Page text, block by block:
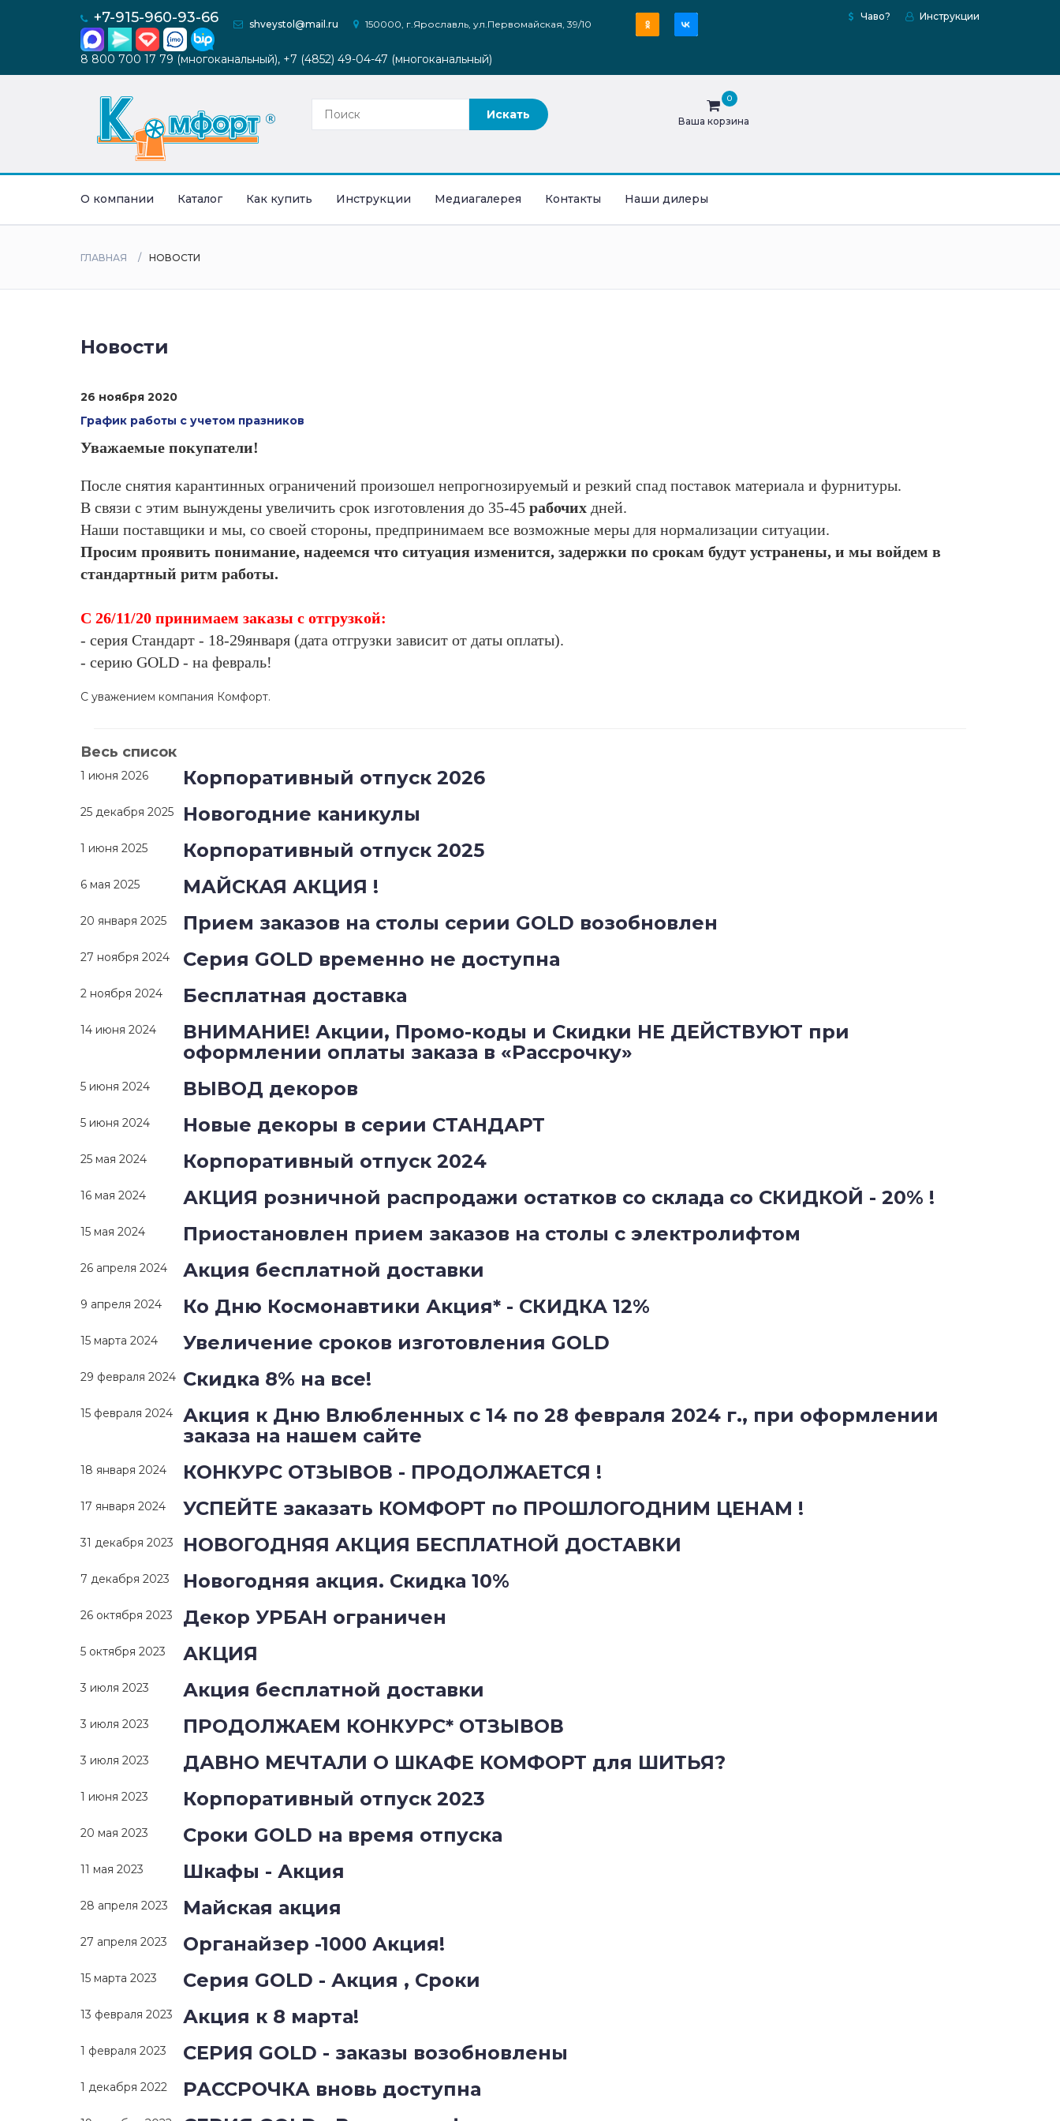
+7-915-960-93-66 shveystol@mail.ru 150000, г.Ярославль, ул.Первомайская, 39/10
Чаво? Инструкции
8 800 700 17 79 (многоканальный), +7 (4852) 49-04-47 (многоканальный)
Ваша корзина
0
О компании Каталог Как купить Инструкции Медиагалерея Контакты Наши дилеры
ГЛАВНАЯ НОВОСТИ
Новости
26 ноября 2020
График работы с учетом празников
Уважаемые покупатели!
После снятия карантинных ограничений произошел непрогнозируемый и резкий спад поставок материала и фурнитуры.
В связи с этим вынуждены увеличить срок изготовления до 35-45 рабочих дней.
Наши поставщики и мы, со своей стороны, предпринимаем все возможные меры для нормализации ситуации.
Просим проявить понимание, надеемся что ситуация изменится, задержки по срокам будут устранены, и мы войдем в
стандартный ритм работы.
С 26/11/20 принимаем заказы с отгрузкой:
- серия Стандарт - 18-29января (дата отгрузки зависит от даты оплаты).
- серию GOLD - на февраль!
С уважением компания Комфорт.
Весь список
1 июня 2026 Корпоративный отпуск 2026
25 декабря 2025 Новогодние каникулы
1 июня 2025 Корпоративный отпуск 2025
6 мая 2025 МАЙСКАЯ АКЦИЯ !
20 января 2025 Прием заказов на столы серии GOLD возобновлен
27 ноября 2024 Серия GOLD временно не доступна
2 ноября 2024 Бесплатная доставка
14 июня 2024
ВНИМАНИЕ! Акции, Промо-коды и Скидки НЕ ДЕЙСТВУЮТ при
оформлении оплаты заказа в «Рассрочку»
5 июня 2024 ВЫВОД декоров
5 июня 2024 Новые декоры в серии СТАНДАРТ
25 мая 2024 Корпоративный отпуск 2024
16 мая 2024 АКЦИЯ розничной распродажи остатков со склада со СКИДКОЙ - 20% !
15 мая 2024 Приостановлен прием заказов на столы с электролифтом
26 апреля 2024 Акция бесплатной доставки
9 апреля 2024 Ко Дню Космонавтики Акция* - СКИДКА 12%
15 марта 2024 Увеличение сроков изготовления GOLD
29 февраля 2024 Скидка 8% на все!
15 февраля 2024
Акция к Дню Влюбленных с 14 по 28 февраля 2024 г., при оформлении
заказа на нашем сайте
18 января 2024 КОНКУРС ОТЗЫВОВ - ПРОДОЛЖАЕТСЯ !
17 января 2024 УСПЕЙТЕ заказать КОМФОРТ по ПРОШЛОГОДНИМ ЦЕНАМ !
31 декабря 2023 НОВОГОДНЯЯ АКЦИЯ БЕСПЛАТНОЙ ДОСТАВКИ
7 декабря 2023 Новогодняя акция. Скидка 10%
26 октября 2023 Декор УРБАН ограничен
5 октября 2023 АКЦИЯ
3 июля 2023 Акция бесплатной доставки
3 июля 2023 ПРОДОЛЖАЕМ КОНКУРС* ОТЗЫВОВ
3 июля 2023 ДАВНО МЕЧТАЛИ О ШКАФЕ КОМФОРТ для ШИТЬЯ?
1 июня 2023 Корпоративный отпуск 2023
20 мая 2023 Сроки GOLD на время отпуска
11 мая 2023 Шкафы - Акция
28 апреля 2023 Майская акция
27 апреля 2023 Органайзер -1000 Акция!
15 марта 2023 Серия GOLD - Акция , Сроки
13 февраля 2023 Акция к 8 марта!
1 февраля 2023 СЕРИЯ GOLD - заказы возобновлены
1 декабря 2022 РАССРОЧКА вновь доступна